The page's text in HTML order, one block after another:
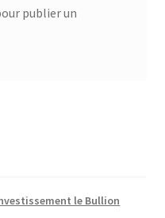
publier un
le Bullion